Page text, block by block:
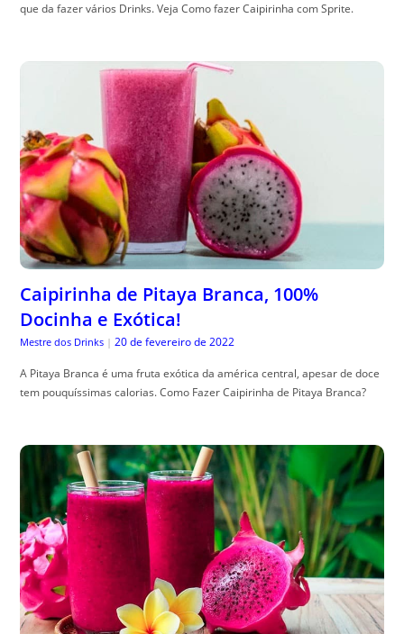
que da fazer vários Drinks. Veja Como fazer Caipirinha com Sprite.
Caipirinha de Pitaya Branca, 100%
Docinha e Exótica!
Mestre dos Drinks | 20 de fevereiro de 2022
A Pitaya Branca é uma fruta exótica da américa central, apesar de doce
tem pouquíssimas calorias. Como Fazer Caipirinha de Pitaya Branca?